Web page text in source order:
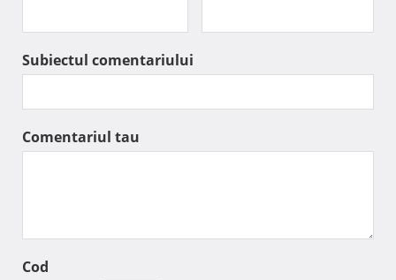
Subiectul comentariului
Comentariul tau
Cod